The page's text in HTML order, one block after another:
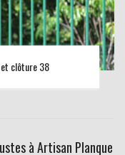
clôture 38
à Artisan Planque